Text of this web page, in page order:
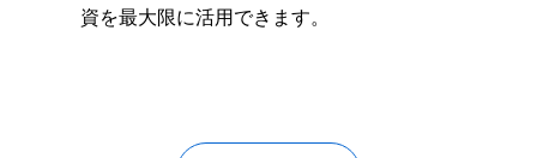
資を最大限に活用できます。